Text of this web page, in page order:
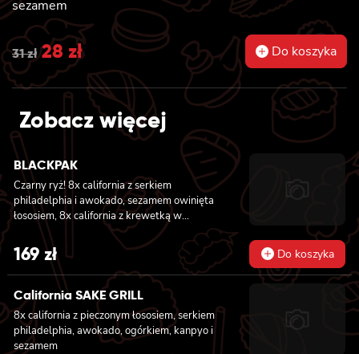
sezamem
31zł Original
price
was:
28 złCurrent
price
is:
28 zł.
Do koszyka
Zobacz więcej
BLACKPAK
Czarny ryż! 8x california z serkiem
philadelphia i awokado, sezamem owinięta
łososiem, 8x california z krewetką w
tempurze, ogórkiem i majonezem lekko
pikantnym, masago i sezamem owinięta
łososiem, 12x futomaki z łososiem
pieczonym, serkiem philadelphia, sosem
teriyaki, sezamem, awokado, ogórkiem i
kanpyo 8x california z łososiem i awokado,
serkiem philadelphia, masago, sezam, 8x
hosomaki z łososiem
169 zł Do koszyka
California SAKE GRILL
8x california z pieczonym łososiem, serkiem
philadelphia, awokado, ogórkiem, kanpyo i
sezamem